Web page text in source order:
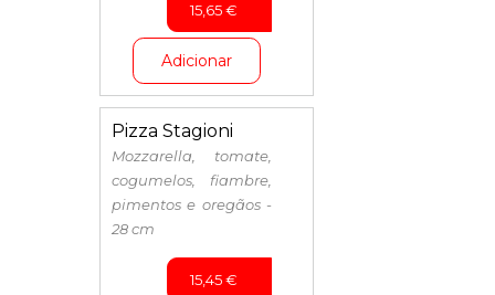
15,65€
Adicionar
Pizza Stagioni
Mozzarella, tomate,
cogumelos, fiambre,
pimentos e oregãos -
28 cm
15,45€